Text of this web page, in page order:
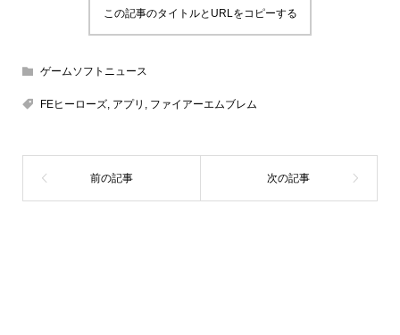
この記事のタイトルとURLをコピーする
ゲームソフトニュース
FEヒーローズ, アプリ ファイアーエムブレム